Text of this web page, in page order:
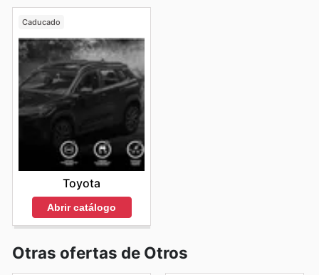
Caducado
Toyota
Abrir catálogo
Otras ofertas de Otros